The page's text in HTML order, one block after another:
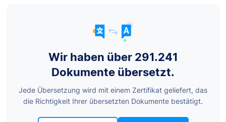
Wir haben über 291.241
Dokumente übersetzt.
Jede Übersetzung wird mit einem Zertifikat geliefert, das
die Richtigkeit Ihrer übersetzten Dokumente bestätigt.